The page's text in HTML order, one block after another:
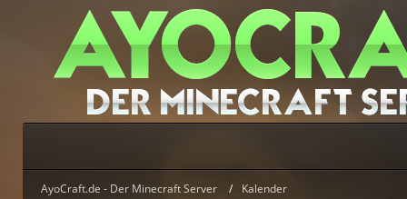
AyoCraft.de - Der Minecraft Server Kalender